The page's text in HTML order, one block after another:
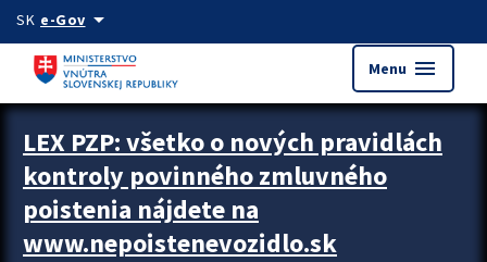
Preskocit na hlavný obsah
SK e-Govarrow_drop_down
Menu menu
Zastavit automatický posun upútavok
LEX PZP: všetko o nových pravidlách
kontroly povinného zmluvného
poistenia nájdete na
www.nepoistenevozidlo.sk